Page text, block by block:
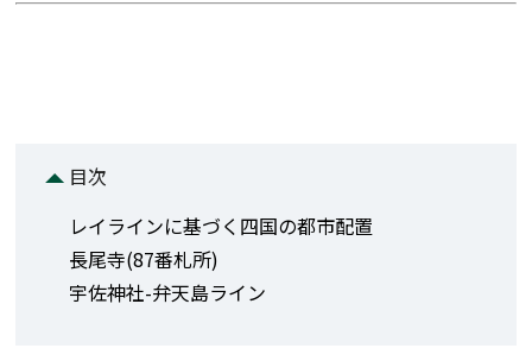
目次
レイラインに基づく四国の都市配置
長尾寺(87番札所)
宇佐神社-弁天島ライン